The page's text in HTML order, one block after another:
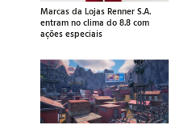
Marcas da Lojas Renner S.A.
entram no clima do 8.8 com
ações especiais